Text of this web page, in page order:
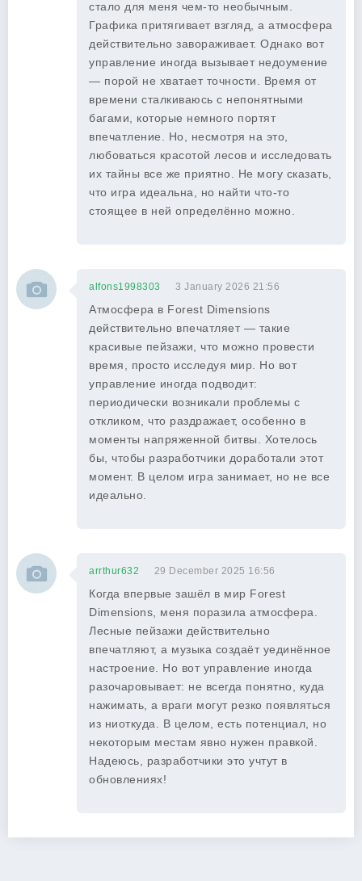
стало для меня чем-то необычным.
Графика притягивает взгляд, а атмосфера
действительно завораживает. Однако вот
управление иногда вызывает недоумение
— порой не хватает точности. Время от
времени сталкиваюсь с непонятными
багами, которые немного портят
впечатление. Но, несмотря на это,
любоваться красотой лесов и исследовать
их тайны все же приятно. Не могу сказать,
что игра идеальна, но найти что-то
стоящее в ней определённо можно.
alfons1998303 3 January 2026 21:56
Атмосфера в Forest Dimensions
действительно впечатляет — такие
красивые пейзажи, что можно провести
время, просто исследуя мир. Но вот
управление иногда подводит:
периодически возникали проблемы с
откликом, что раздражает, особенно в
моменты напряженной битвы. Хотелось
бы, чтобы разработчики доработали этот
момент. В целом игра занимает, но не все
идеально.
arrthur632 29 December 2025 16:56
Когда впервые зашёл в мир Forest
Dimensions, меня поразила атмосфера.
Лесные пейзажи действительно
впечатляют, а музыка создаёт уединённое
настроение. Но вот управление иногда
разочаровывает: не всегда понятно, куда
нажимать, а враги могут резко появляться
из ниоткуда. В целом, есть потенциал, но
некоторым местам явно нужен правкой.
Надеюсь, разработчики это учтут в
обновлениях!